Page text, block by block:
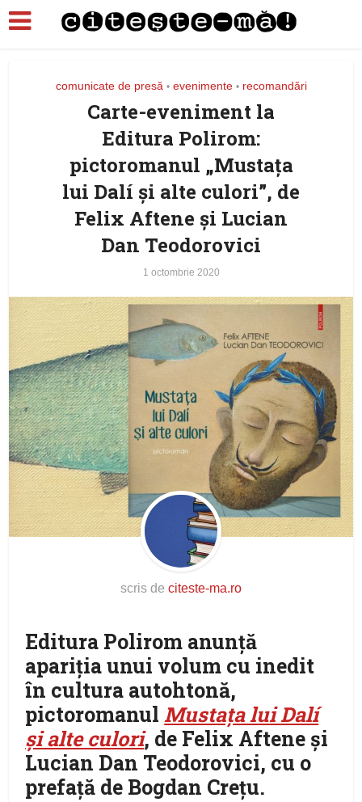
comunicate de presă • evenimente • recomandări
Carte-eveniment la
Editura Polirom:
pictoromanul „Mustața
lui Dalí și alte culori”, de
Felix Aftene și Lucian
Dan Teodorovici
1 octombrie 2020
scris de citeste-ma.ro
Editura Polirom anunță
apariția unui volum cu inedit
în cultura autohtonă,
pictoromanulMustața lui Dalí
și alte culori, de Felix Aftene și
Lucian Dan Teodorovici, cu o
prefață de Bogdan Creţu.